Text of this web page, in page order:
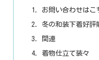
お問い合わせは
冬の和装下着好評
関連
着物仕立て装々